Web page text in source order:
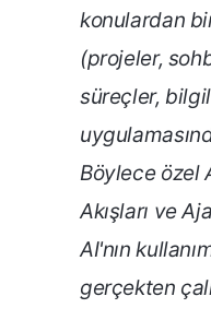
konulardan
(projeler,
süreçler,
Böylece özel
Akışları ve
AI'nın
gerçekten